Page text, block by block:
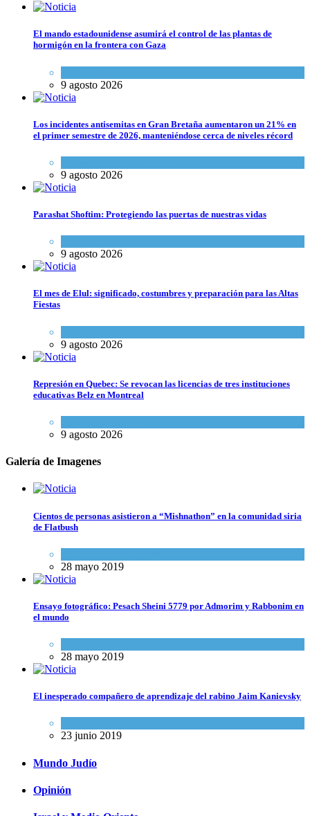
El mando estadounidense asumirá el control de las plantas de
hormigón en la frontera con Gaza
9 agosto 2026
Los incidentes antisemitas en Gran Bretaña aumentaron un 21% en
el primer semestre de 2026, manteniéndose cerca de niveles récord
9 agosto 2026
Parashat Shoftim: Protegiendo las puertas de nuestras vidas
9 agosto 2026
El mes de Elul: significado, costumbres y preparación para las Altas
Fiestas
9 agosto 2026
Represión en Quebec: Se revocan las licencias de tres instituciones
educativas Belz en Montreal
9 agosto 2026
Galería de Imagenes
Cientos de personas asistieron a “Mishnathon” en la comunidad siria
de Flatbush
28 mayo 2019
Ensayo fotográfico: Pesach Sheini 5779 por Admorim y Rabbonim en
el mundo
28 mayo 2019
El inesperado compañero de aprendizaje del rabino Jaim Kanievsky
23 junio 2019
Mundo Judío
Opinión